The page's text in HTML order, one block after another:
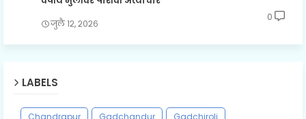
जुलै १२, २०२६
0
LABELS
Chandrapur Gadchandur
Gadchiroli